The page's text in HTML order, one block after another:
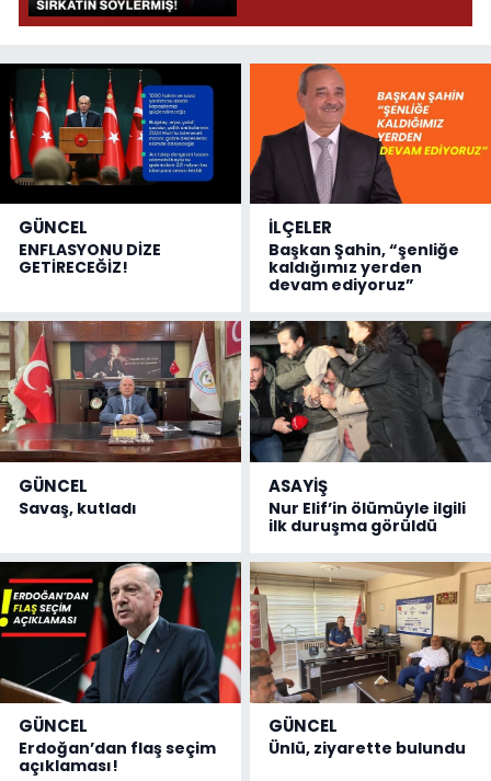
GÜNCEL
ENFLASYONU DİZE
GETİRECEĞİZ!
İLÇELER
Başkan Şahin, “şenliğe
kaldığımız yerden
devam ediyoruz”
GÜNCEL
Savaş, kutladı
ASAYİŞ
Nur Elif’in ölümüyle ilgili
ilk duruşma görüldü
GÜNCEL
Erdoğan’dan flaş seçim
açıklaması!
GÜNCEL
Ünlü, ziyarette bulundu